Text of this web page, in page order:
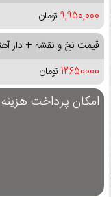
9,950,000 تومان
قیمت نخ و نقشه + دار
12650000 تومان
امکان پرداخت